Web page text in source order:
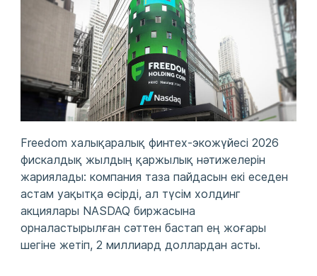
Freedom халықаралық финтех-экожүйесі 2026
фискалдық жылдың қаржылық нәтижелерін
жариялады: компания таза пайдасын екі еседен
астам уақытқа өсірді, ал түсім холдинг
акциялары NASDAQ биржасына
орналастырылған сәттен бастап ең жоғары
шегіне жетіп, 2 миллиард доллардан асты.